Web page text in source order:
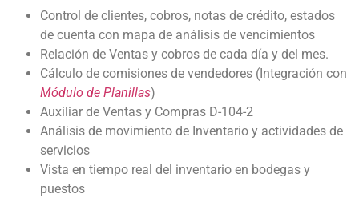
Control de clientes, cobros, notas de crédito, estados
de cuenta con mapa de análisis de vencimientos
Relación de Ventas y cobros de cada día y del mes.
Cálculo de comisiones de vendedores (Integración con
Módulo de Planillas)
Auxiliar de Ventas y Compras D-104-2
Análisis de movimiento de Inventario y actividades de
servicios
Vista en tiempo real del inventario en bodegas y
puestos